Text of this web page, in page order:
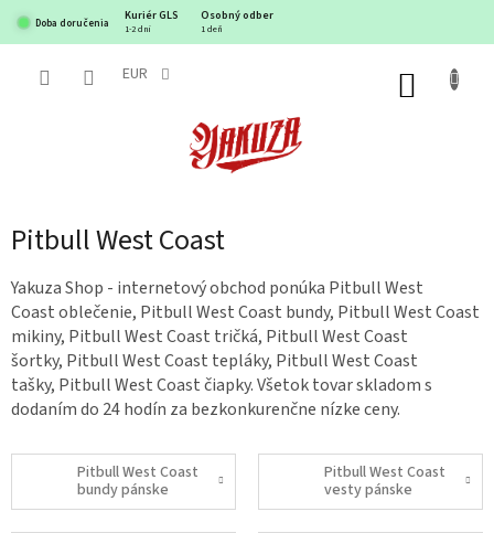
obsah
Doba doručenia
Kuriér GLS Osobný odber
1-2 dni 1 deň
EUR
Pitbull West Coast
Yakuza Shop - internetový obchod ponúka Pitbull West
Coast oblečenie, Pitbull West Coast bundy, Pitbull West Coast
mikiny, Pitbull West Coast tričká, Pitbull West Coast
šortky, Pitbull West Coast tepláky, Pitbull West Coast
tašky, Pitbull West Coast čiapky. Všetok tovar skladom s
dodaním do 24 hodín za bezkonkurenčne nízke ceny.
Pitbull West Coast
bundy pánske
Pitbull West Coast
vesty pánske